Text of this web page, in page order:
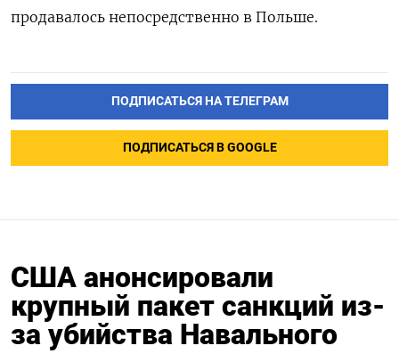
продавалось непосредственно в Польше.
ПОДПИСАТЬСЯ НА ТЕЛЕГРАМ
ПОДПИСАТЬСЯ В GOOGLE
США анонсировали
крупный пакет санкций из-
за убийства Навального